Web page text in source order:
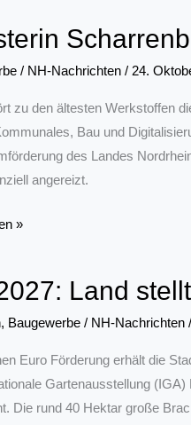
/ NH-Nachrichten / 24.
zu den ältesten Werkstoffen
Bau und
des Landes
angereizt.
»
Land
, Baugewerbe/ NH-Nachrichten /
Euro Förderung erhält die
Gartenausstellung
Die rund 40 Hektar große